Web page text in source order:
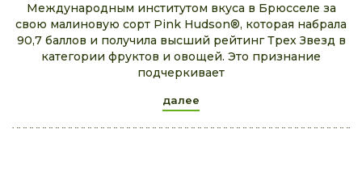
Международным институтом вкуса в Брюсселе за
свою малиновую сорт Pink Hudson®, которая набрала
90,7 баллов и получила высший рейтинг Трех Звезд в
категории фруктов и овощей. Это признание
подчеркивает
далее